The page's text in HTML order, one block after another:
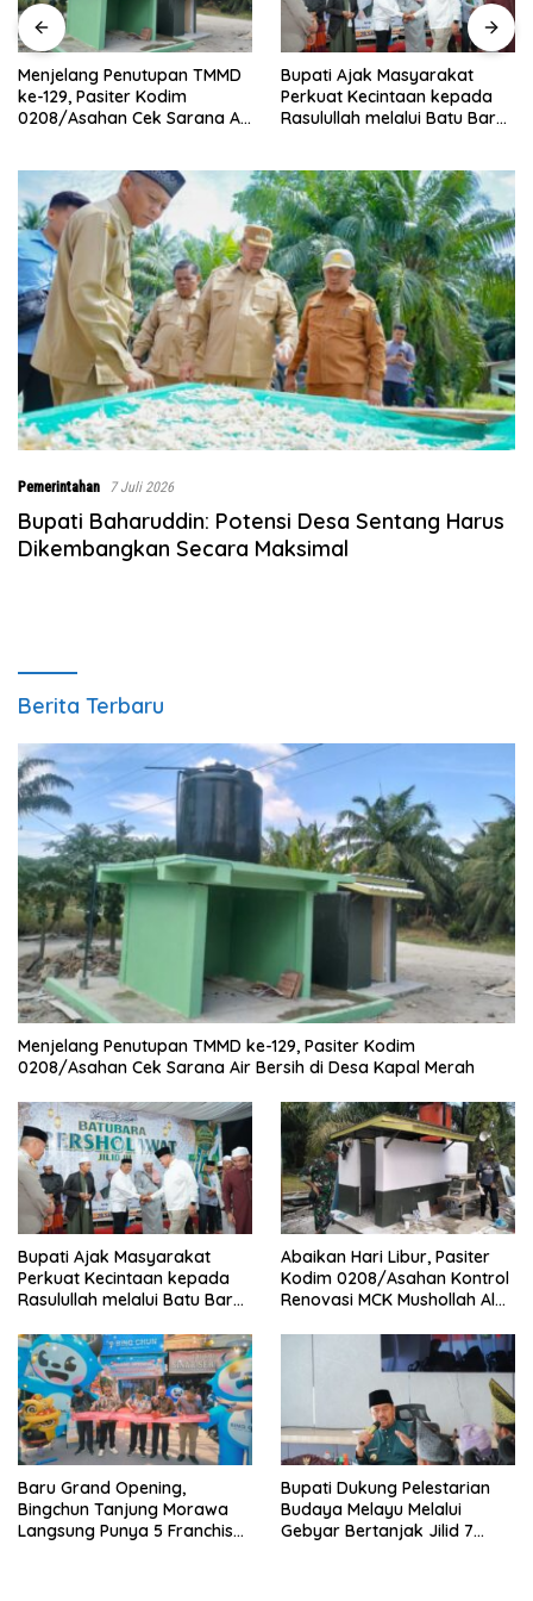
Penutupan TMMD
Pasiter Kodim
Asahan Cek Sarana Air
Bupati Ajak Masyarakat
Perkuat Kecintaan kepada
Rasulullah melalui Batu Bara
Pemerintahan 7 Juli 2026
Bupati Baharuddin: Potensi Desa Sentang Harus
Dikembangkan Secara Maksimal
Berita Terbaru
Menjelang Penutupan TMMD ke-129, Pasiter Kodim
0208/Asahan Cek Sarana Air Bersih di Desa Kapal Merah
Bupati Ajak Masyarakat
Perkuat Kecintaan kepada
Rasulullah melalui Batu Bara
Abaikan Hari Libur, Pasiter
Kodim 0208/Asahan Kontrol
Renovasi MCK Mushollah Al
‎Baru Grand Opening,
Bingchun Tanjung Morawa
Langsung Punya 5 Franchise
Bupati Dukung Pelestarian
Budaya Melayu Melalui
Gebyar Bertanjak Jilid 7